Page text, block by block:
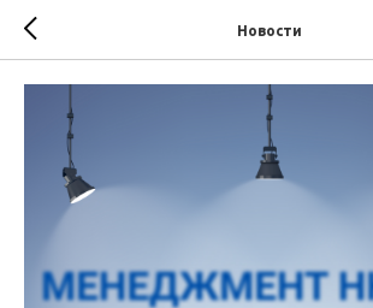
Новости